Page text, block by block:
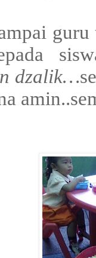
dzalik…